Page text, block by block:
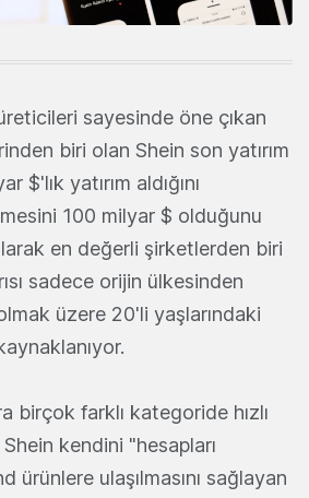
sayesinde öne çıkan
biri olan Shein son yatırım
$'lık yatırım aldığını
100 milyar $ olduğunu
en değerli şirketlerden biri
sadece orijin ülkesinden
üzere 20'li yaşlarındaki
birçok farklı kategoride hızlı
kendini "hesapları
ürünlere ulaşılmasını sağlayan